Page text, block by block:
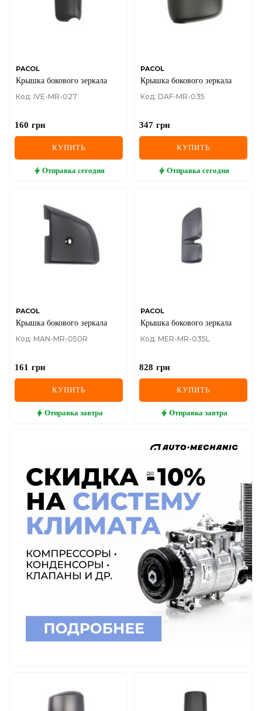
PACOL
Крышка бокового зеркала
Код: IVE-MR-027
160 грн
КУПИТЬ
Отправка сегодня
PACOL
Крышка бокового зеркала
Код: DAF-MR-035
347 грн
КУПИТЬ
Отправка сегодня
PACOL
Крышка бокового зеркала
Код: MAN-MR-050R
161 грн
КУПИТЬ
Отправка завтра
PACOL
Крышка бокового зеркала
Код: MER-MR-035L
828 грн
КУПИТЬ
Отправка завтра